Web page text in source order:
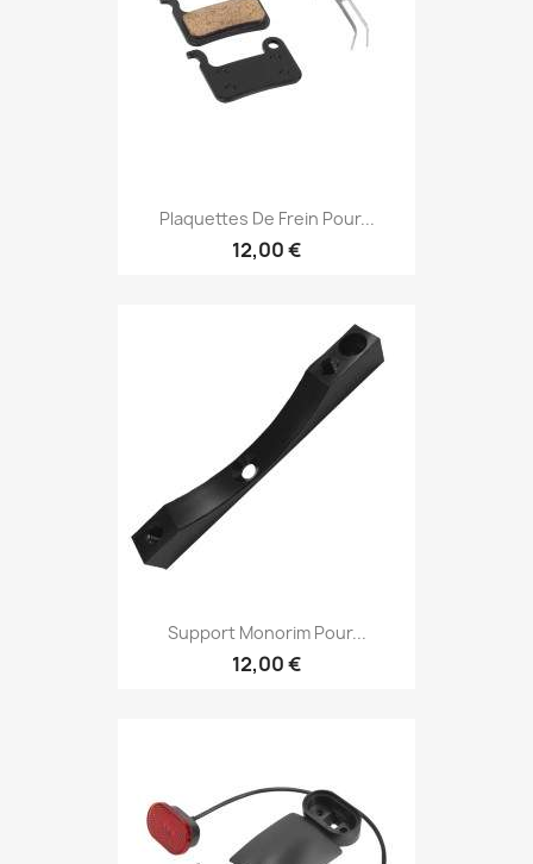
Plaquettes De Frein Pour...
12,00 €
Support Monorim Pour...
12,00 €